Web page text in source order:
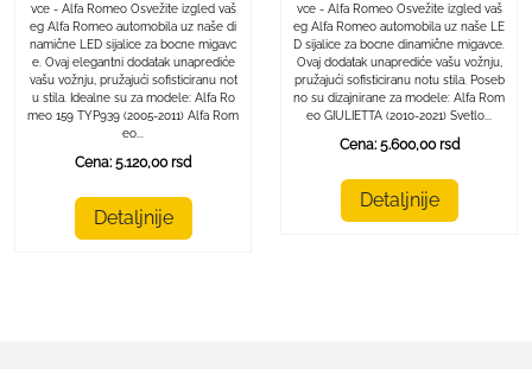
vce - Alfa Romeo Osvežite izgled vaš
eg Alfa Romeo automobila uz naše di
namične LED sijalice za bocne migavc
e. Ovaj elegantni dodatak unaprediće
vašu vožnju, pružajući sofisticiranu not
u stila. Idealne su za modele: Alfa Ro
meo 159 TYP939 (2005-2011) Alfa Rom
eo...
Cena: 5.120,00 rsd
Detaljnije
vce - Alfa Romeo Osvežite izgled vaš
eg Alfa Romeo automobila uz naše LE
D sijalice za bocne dinamične migavce.
Ovaj dodatak unaprediće vašu vožnju,
pružajući sofisticiranu notu stila. Poseb
no su dizajnirane za modele: Alfa Rom
eo GIULIETTA (2010-2021) Svetlo...
Cena: 5.600,00 rsd
Detaljnije